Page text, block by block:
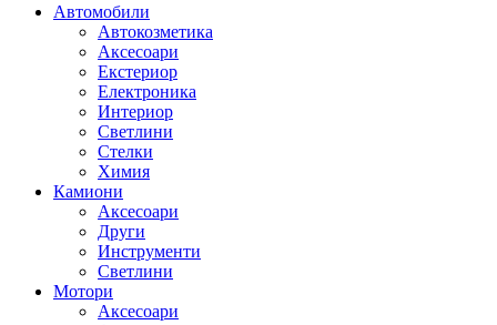
Автомобили
Автокозметика
Аксесоари
Екстериор
Електроника
Интериор
Светлини
Стелки
Химия
Камиони
Аксесоари
Други
Инструменти
Светлини
Мотори
Аксесоари